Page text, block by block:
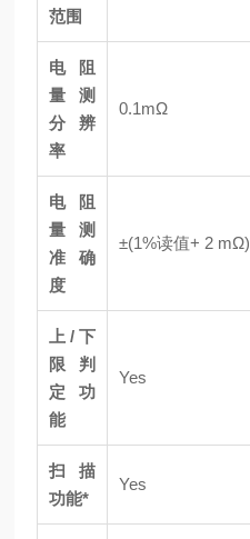
范围
电阻
量测
分辨
率
0.1mΩ
电阻
量测
准确
度
±(1%读值+ 2 mΩ)
上/下
限判
定功
能
Yes
扫描
功能*
Yes